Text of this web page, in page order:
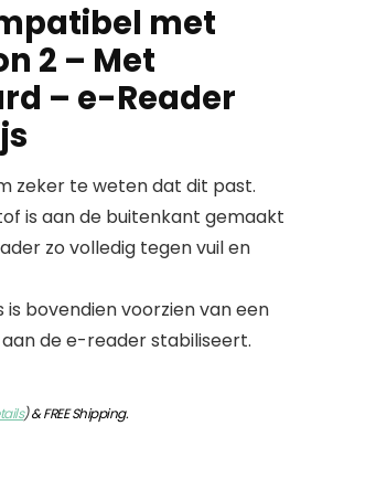
met
2 – Met
– e-Reader
zeker te weten dat dit past.
is aan de buitenkant gemaakt
zo volledig tegen vuil en
bovendien voorzien van een
de e-reader stabiliseert.
)&FREE Shipping.